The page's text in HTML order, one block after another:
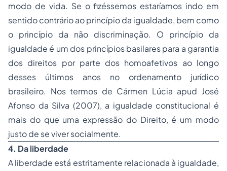
modo de vida. Se o fizéssemos estaríamos indo em
sentido contrário ao princípio da igualdade, bem como
o princípio da não discriminação. O princípio da
igualdade é um dos princípios basilares para a garantia
dos direitos por parte dos homoafetivos ao longo
desses últimos anos no ordenamento jurídico
brasileiro. Nos termos de Cármen Lúcia apud José
Afonso da Silva (2007), a igualdade constitucional é
mais do que uma expressão do Direito, é um modo
justo de se viver socialmente.
4. Da liberdade
A liberdade está estritamente relacionada à igualdade,